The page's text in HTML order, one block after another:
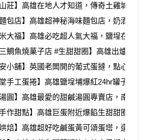
山莊】高雄在地人才知道，傳奇土雞城花
麵包店】高雄超神秘海味麵包店，奶酒巴
米大福】高雄必吃超人氣大福，鹽埕在地
三鯛魚燒菓子店 #生甜甜圈】高雄出爐即秒
安小舖】英國老闆開的葡式蛋撻，點心口
堂手工蛋捲】高雄鹽埕埔爆紅24hr罐子布
湯圓】高雄最愛的甜鹹湯圓專賣店，南高
手作甜點】高雄巨蛋附近爆餡生甜甜圈、
烘焙】高雄超好吃鹹蛋黃可頌蛋塔，還有